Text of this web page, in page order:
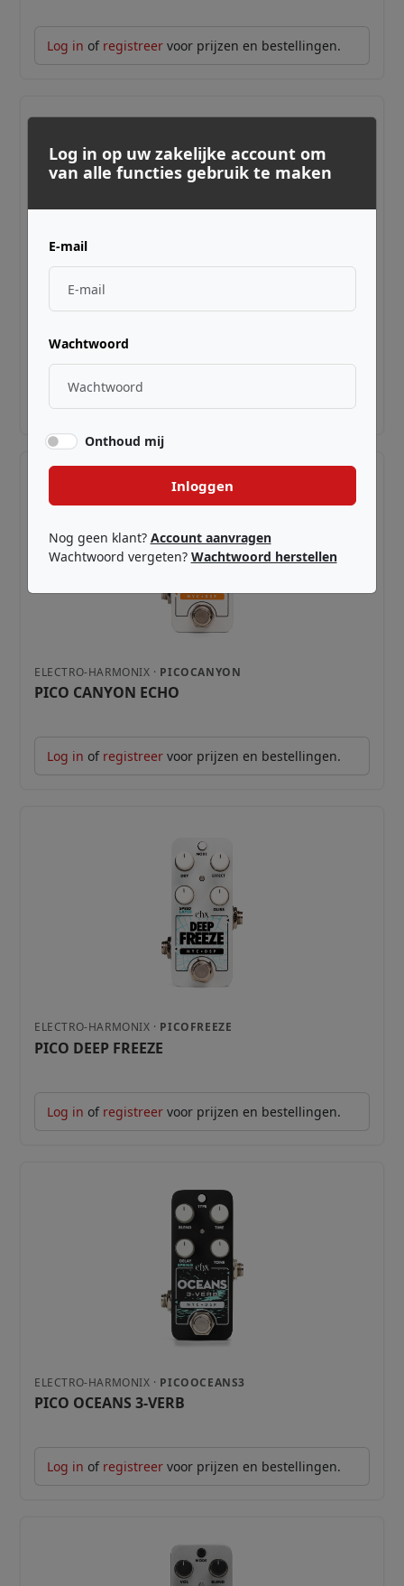
Log in of registreervoor prijzen en bestellingen.
ELECTRO-HARMONIX ·PICOATTACK
PICO ATTACK DECAY
ELECTRO-HARMONIX · PICOCANYON
PICO CANYON ECHO
Log in of registreervoor prijzen en bestellingen.
ELECTRO-HARMONIX · PICOFREEZE
PICO DEEP FREEZE
Log in of registreervoor prijzen en bestellingen.
ELECTRO-HARMONIX · PICOOCEANS3
PICO OCEANS 3-VERB
Log in of registreervoor prijzen en bestellingen.
Log in op uw zakelijke account om
van alle functies gebruik te maken
E-mail
Wachtwoord
Onthoud mij
Inloggen
Nog geen klant? Account aanvragen
Wachtwoord vergeten? Wachtwoord herstellen